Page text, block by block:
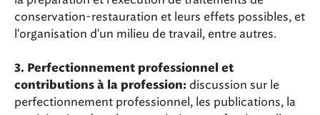
conservation-restauration et leurs effets possibles, et
l'organisation d'un milieu de travail, entre autres.
3. Perfectionnement professionnel et
contributions à la profession: discussion sur le
perfectionnement professionnel, les publications, la